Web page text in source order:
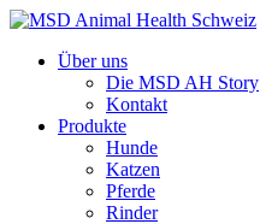
Über uns
Die MSD AH Story
Kontakt
Produkte
Hunde
Katzen
Pferde
Rinder